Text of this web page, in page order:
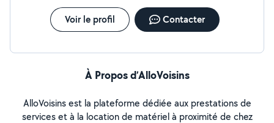
Voir le profil Contacter
À Propos d’AlloVoisins
AlloVoisins est la plateforme dédiée aux prestations de
services et à la location de matériel à proximité de chez